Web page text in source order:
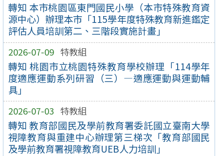
轉知 本市桃園區東門國民小學（本市特殊教育資
源中心）辦理本市「115學年度特殊教育新進鑑定
評估人員培訓第二、三階段實施計畫」
2026-07-09 特教組
轉知 桃園市立桃園特殊教育學校辦理「114學年
度適應運動系列研習（三）—適應運動與運動輔
具」
2026-07-03 特教組
轉知 教育部國民及學前教育署委託國立臺南大學
視障教育與重建中心辦理第三梯次「教育部國民
及學前教育署視障教育UEB人力培訓」